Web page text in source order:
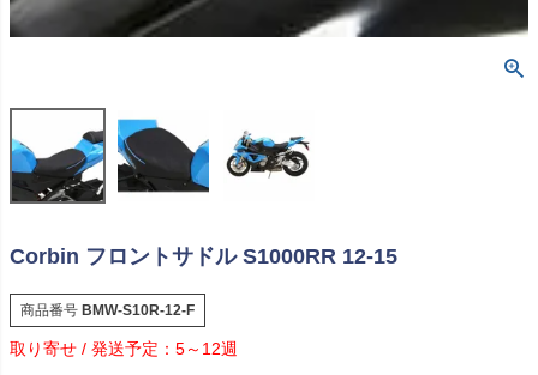
Corbin フロントサドル S1000RR 12-15
商品番号 BMW-S10R-12-F
5～12週